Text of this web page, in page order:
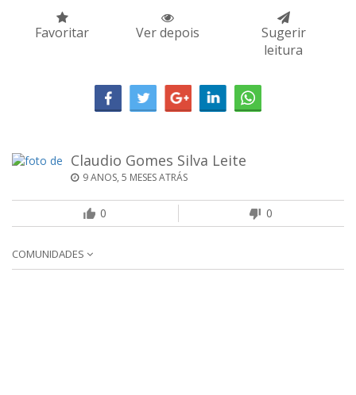
Favoritar Ver depois
Sugerir
leitura
Claudio Gomes Silva Leite
9 ANOS, 5 MESES ATRÁS
0 0
COMUNIDADES